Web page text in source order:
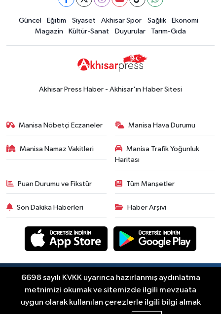
15:02Akhisar'da sıcak hava etkisini
sürdürüyor! İşte 5 günlük hava
durumu
Güncel
14:53
Çanakkale'nin tarihini yerinde
yaşadı
19:00Kadın ve Çocuk Giyimde Yeni
Dönem: Minik Terzi’den Anne-
Çocuk Stilini Tamamlayan
Koleksiyonlar
Güncel
18:57Akhisar'da Atatürk
Mahallesi'nde yine 6 saatlik elektrik
kesintisi
Ekonomi
Güncel Eğitim Siyaset Akhisar Spor Sağlık
Ekonomi
Magazin
Kültür-Sanat Duyurular Tarım-Gıda
Akhisar Press Haber - Akhisar'ın Haber Sitesi
Manisa Nöbetçi Eczaneler Manisa Hava Durumu
Manisa Namaz Vakitleri
Manisa Trafik Yoğunluk
Haritası
Puan Durumu ve Fikstür Tüm Manşetler
Son Dakika Haberleri Haber Arşivi
RSS
Copyright © Akhisar Press Haber 2012-2026 Her
hakkı saklıdır.
6698 sayılı KVKK uyarınca hazırlanmış aydınlatma
metnimizi okumak ve sitemizde ilgili mevzuata
uygun olarak kullanılan çerezlerle ilgili bilgi almak